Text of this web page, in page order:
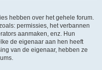
hebben over het gehele forum.
permissies, het verbannen
aanmaken, enz. Hun
de eigenaar aan hen heeft
van de eigenaar, hebben ze